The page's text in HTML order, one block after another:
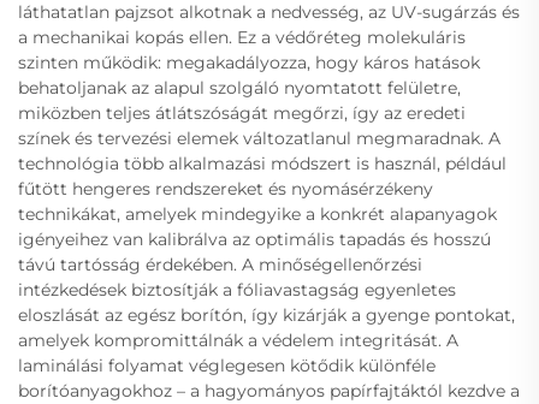
láthatatlan pajzsot alkotnak a nedvesség, az UV-sugárzás és
a mechanikai kopás ellen. Ez a védőréteg molekuláris
szinten működik: megakadályozza, hogy káros hatások
behatoljanak az alapul szolgáló nyomtatott felületre,
miközben teljes átlátszóságát megőrzi, így az eredeti
színek és tervezési elemek változatlanul megmaradnak. A
technológia több alkalmazási módszert is használ, például
fűtött hengeres rendszereket és nyomásérzékeny
technikákat, amelyek mindegyike a konkrét alapanyagok
igényeihez van kalibrálva az optimális tapadás és hosszú
távú tartósság érdekében. A minőségellenőrzési
intézkedések biztosítják a fóliavastagság egyenletes
eloszlását az egész borítón, így kizárják a gyenge pontokat,
amelyek kompromittálnák a védelem integritását. A
laminálási folyamat véglegesen kötődik különféle
borítóanyagokhoz – a hagyományos papírfajtáktól kezdve a